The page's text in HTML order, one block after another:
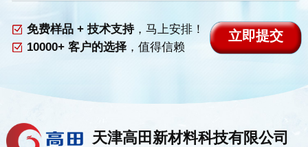
免费样品 + 技术支持，马上安排！
10000+ 客户的选择，值得信赖
天津高田新材料科技有限公司